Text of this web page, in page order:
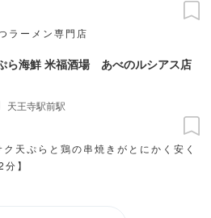
ラーメン専門店
ら海鮮 米福酒場 あべのルシアス店
天ぷらと鶏の串焼きがとにかく安く
】
天王寺駅前駅